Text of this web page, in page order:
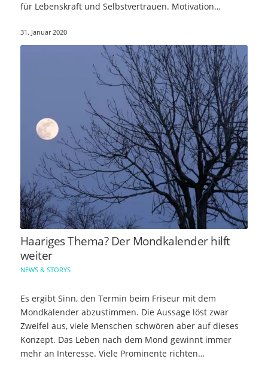
für Lebenskraft und Selbstvertrauen. Motivation…
31. Januar 2020
Haariges Thema? Der Mondkalender hilft
weiter
NEWS & STORYS
Es ergibt Sinn, den Termin beim Friseur mit dem
Mondkalender abzustimmen. Die Aussage löst zwar
Zweifel aus, viele Menschen schwören aber auf dieses
Konzept. Das Leben nach dem Mond gewinnt immer
mehr an Interesse. Viele Prominente richten…